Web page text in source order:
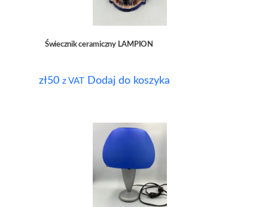
Świecznik ceramiczny LAMPION
zł50 z VAT Dodaj do koszyka